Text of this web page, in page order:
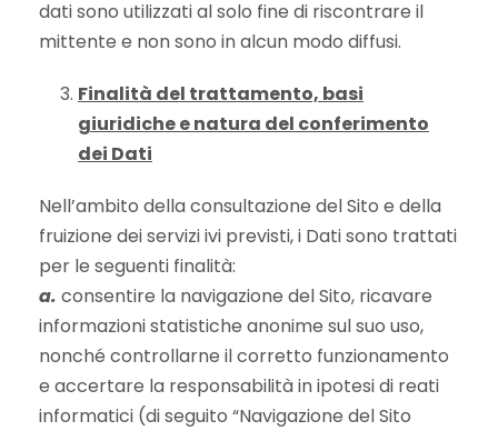
dati sono utilizzati al solo fine di riscontrare il
mittente e non sono in alcun modo diffusi.
Finalità del trattamento, basi
giuridiche e natura del conferimento
dei Dati
Nell’ambito della consultazione del Sito e della
fruizione dei servizi ivi previsti, i Dati sono trattati
per le seguenti finalità:
a. consentire la navigazione del Sito, ricavare
informazioni statistiche anonime sul suo uso,
nonché controllarne il corretto funzionamento
e accertare la responsabilità in ipotesi di reati
informatici (di seguito “Navigazione del Sito